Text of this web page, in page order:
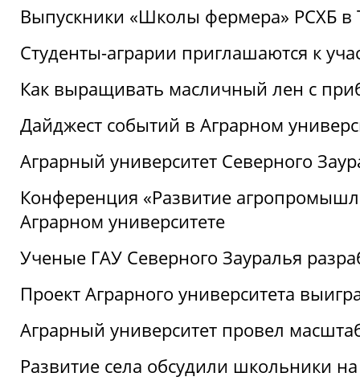
Выпускники «Школы фермера» РСХБ
Студенты-аграрии приглашаются к
Как выращивать масличный лен с
Дайджест событий в Аграрном
Аграрный университет Северного
Конференция «Развитие
Аграрном университете
Ученые ГАУ Северного Зауралья
Проект Аграрного университета
Аграрный университет провел
Развитие села обсудили школьники